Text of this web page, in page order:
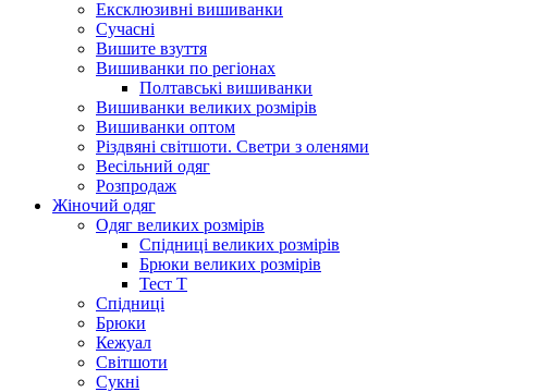
Ексклюзивні вишиванки
Сучасні
Вишите взуття
Вишиванки по регіонах
Полтавські вишиванки
Вишиванки великих розмірів
Вишиванки оптом
Різдвяні світшоти. Светри з оленями
Весільний одяг
Розпродаж
Жіночий одяг
Одяг великих розмірів
Спідниці великих розмірів
Брюки великих розмірів
Тест Т
Спідниці
Брюки
Кежуал
Світшоти
Сукні